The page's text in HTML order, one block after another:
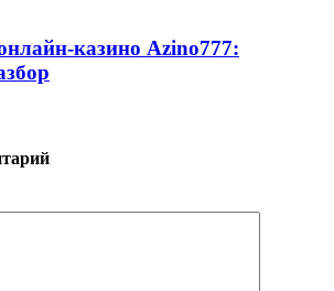
казино Azino777: